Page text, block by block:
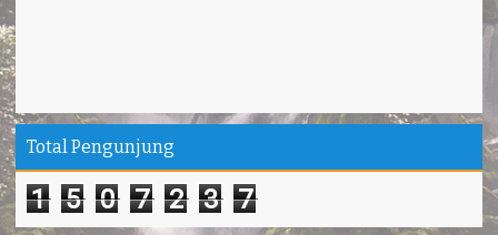
Total Pengunjung
1 5 0 7 2 3 7